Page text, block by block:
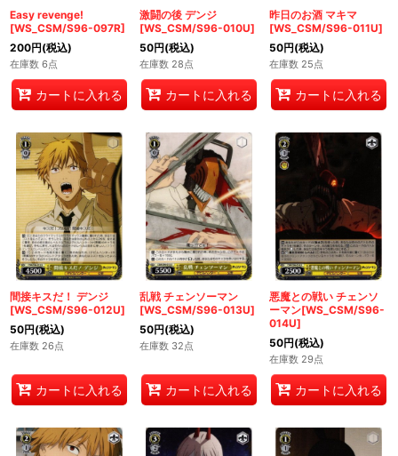
Easy revenge!
[WS_CSM/S96-097R]
200円(税込)
在庫数 6点
カートに入れる
激闘の後 デンジ
[WS_CSM/S96-010U]
50円(税込)
在庫数 28点
カートに入れる
昨日のお酒 マキマ
[WS_CSM/S96-011U]
50円(税込)
在庫数 25点
カートに入れる
間接キスだ！ デンジ
[WS_CSM/S96-012U]
50円(税込)
在庫数 26点
カートに入れる
乱戦 チェンソーマン
[WS_CSM/S96-013U]
50円(税込)
在庫数 32点
カートに入れる
悪魔との戦い チェンソ
ーマン[WS_CSM/S96-
014U]
50円(税込)
在庫数 29点
カートに入れる